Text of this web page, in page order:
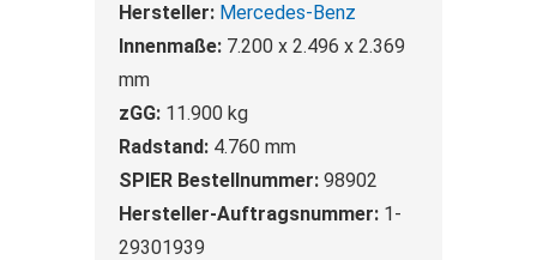
Hersteller: Mercedes-Benz
Innenmaße: 7.200 x 2.496 x 2.369
mm
zGG: 11.900 kg
Radstand: 4.760 mm
SPIER Bestellnummer: 98902
Hersteller-Auftragsnummer: 1-
29301939